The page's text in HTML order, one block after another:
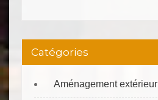
Catégories
Aménagement extérieur